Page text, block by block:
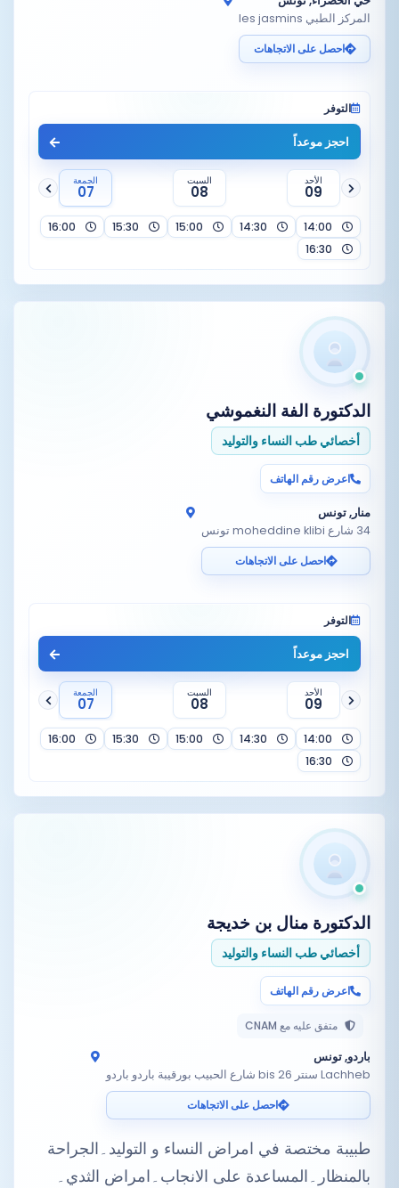
المركز الطبي les jasmins
احصل على الاتجاهات
التوفر
احجز موعداً
الأحد
09
السبت
08
الجمعة
07
الدكتورة الفة النغموشي
أخصائي طب النساء والتوليد
اعرض رقم الهاتف
منار, تونس
34 شارع moheddine klibi تونس
احصل على الاتجاهات
التوفر
احجز موعداً
الأحد
09
السبت
08
الجمعة
07
الدكتورة منال بن خديجة
أخصائي طب النساء والتوليد
اعرض رقم الهاتف
متفق عليه مع CNAM
باردو, تونس
Lachheb سنتر 26 bis شارع الحبيب بورقيبة باردو باردو
احصل على الاتجاهات
طبيبة مختصة في امراض النساء و التوليد۔الجراحة
بالمنظار۔المساعدة علی الانجاب۔امراض الثدي۔